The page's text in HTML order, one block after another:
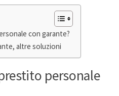
con garante?
altre soluzioni
personale